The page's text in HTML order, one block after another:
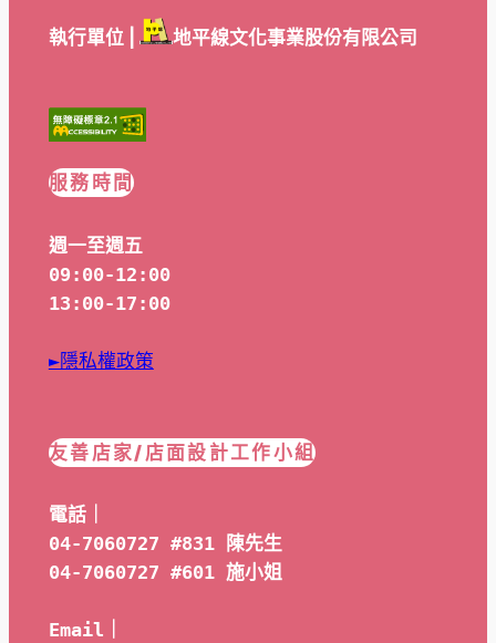
執行單位 | 地平線文化事業股份有限公司
服務時間
週一至週五
09:00-12:00
13:00-17:00
►隱私權政策
友善店家/店面設計工作小組
電話｜
04-7060727 #831 陳先生
04-7060727 #601 施小姐
Email｜